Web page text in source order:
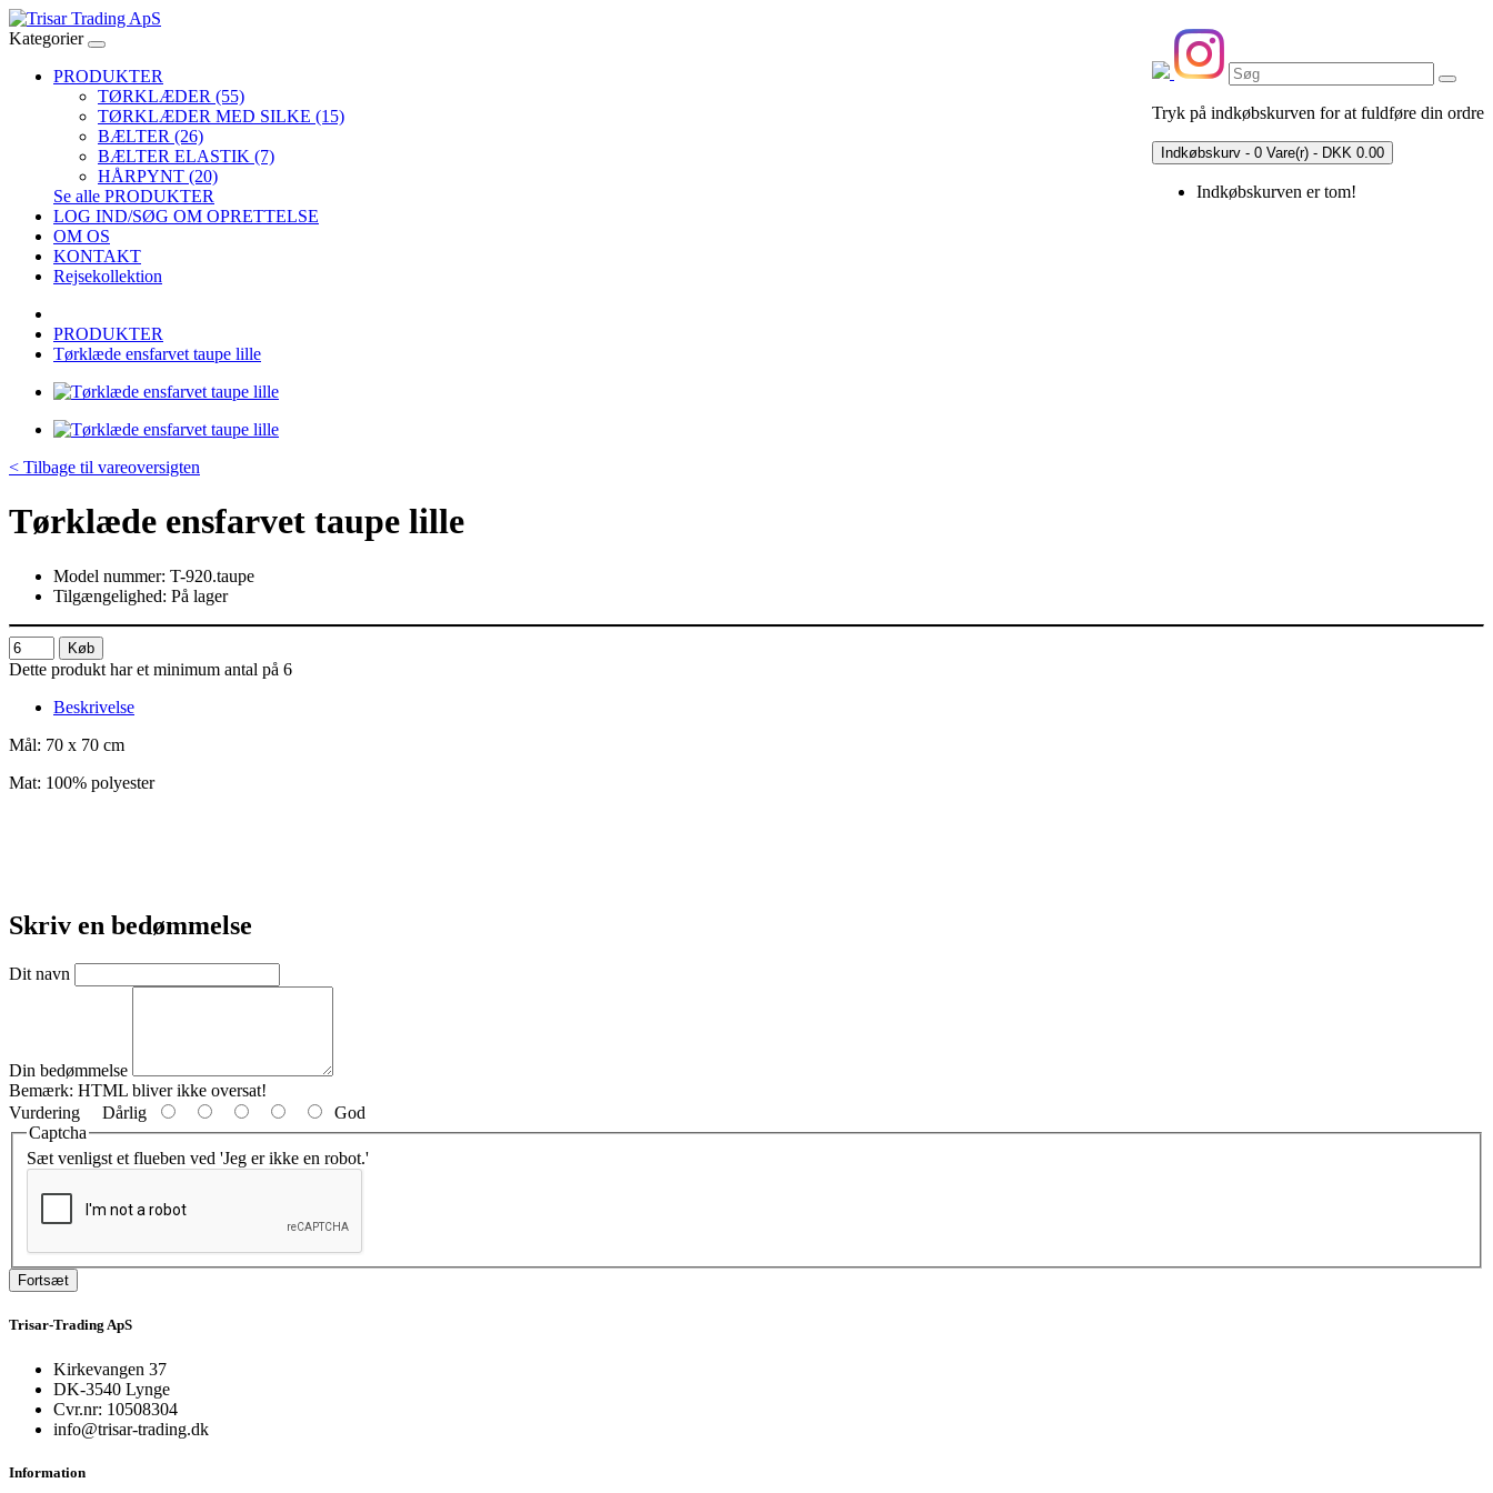
Tryk på indkøbskurven for at fuldføre din ordre
Indkøbskurv - 0 Vare(r) - DKK 0.00
Indkøbskurven er tom!
Kategorier
PRODUKTER
TØRKLÆDER (55)
TØRKLÆDER MED SILKE (15)
BÆLTER (26)
BÆLTER ELASTIK (7)
HÅRPYNT (20)
Se alle PRODUKTER
LOG IND/SØG OM OPRETTELSE
OM OS
KONTAKT
Rejsekollektion
PRODUKTER
Tørklæde ensfarvet taupe lille
< Tilbage til vareoversigten
Tørklæde ensfarvet taupe lille
Model nummer: T-920.taupe
Tilgængelighed: På lager
Køb
Dette produkt har et minimum antal på 6
Beskrivelse
Mål: 70 x 70 cm
Mat: 100% polyester
Skriv en bedømmelse
Dit navn
Din bedømmelse
Bemærk: HTML bliver ikke oversat!
Vurdering Dårlig
God
Captcha
Sæt venligst et flueben ved 'Jeg er ikke en robot.'
Fortsæt
Trisar-Trading ApS
Kirkevangen 37
DK-3540 Lynge
Cvr.nr: 10508304
info@trisar-trading.dk
Information